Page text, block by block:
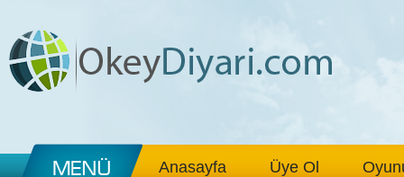
Anasayfa Üye Ol